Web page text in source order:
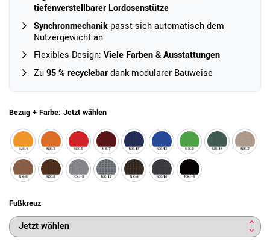
tiefenverstellbarer Lordosenstütze
Synchronmechanik passt sich automatisch dem
Nutzergewicht an
Flexibles Design: Viele Farben & Ausstattungen
Zu95 % recyclebardank modularer Bauweise
Bezug + Farbe: Jetzt wählen
Fußkreuz